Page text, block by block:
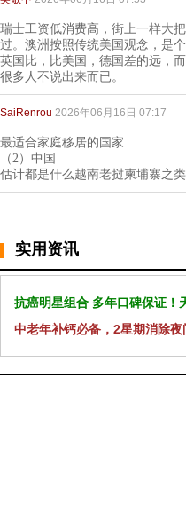
瑞士工资低消费高，街上一样大
过。澳洲按照传统美国观念，是
英国比，比美国，德国差的远，
很多人不说出来而已。
SaiRenrou 2026年06月16日 07:17
最适合家庭移居的国家
（2）中国
估计都是什么越南老挝柬埔寨之
实用资讯
抗癌明星组合 多年口碑保证！
中老年补钙必备，2星期消除